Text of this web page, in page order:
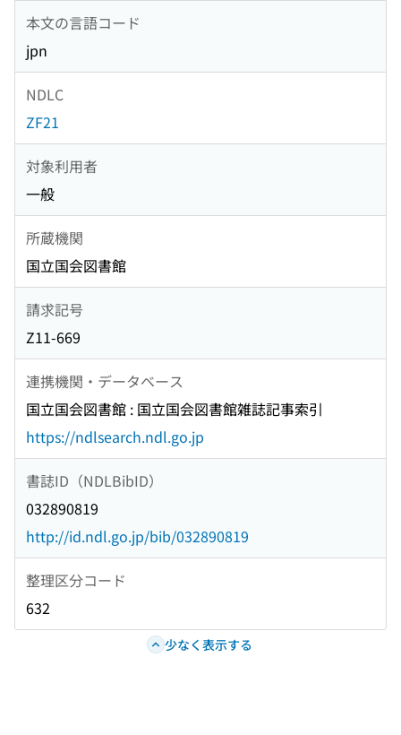
本文の言語コード
jpn
NDLC
ZF21
対象利用者
一般
所蔵機関
国立国会図書館
請求記号
Z11-669
連携機関・データベース
国立国会図書館 : 国立国会図書館雑誌記事索引
https://ndlsearch.ndl.go.jp
書誌ID（NDLBibID）
032890819
http://id.ndl.go.jp/bib/032890819
整理区分コード
632
少なく表示する